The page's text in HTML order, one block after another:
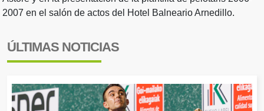
2007 en el salón de actos del Hotel Balneario Arnedillo.
ÚLTIMAS NOTICIAS